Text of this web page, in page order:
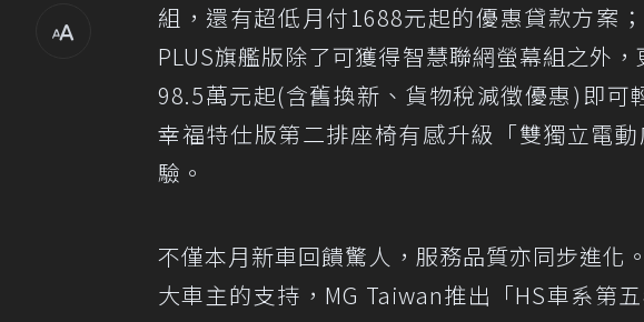
組，還有超低月付1688元起的優惠貸款方案
PLUS旗艦版除了可獲得智慧聯網螢幕組之外
98.5萬元起(含舊換新、貨物稅減徵優惠)即可
幸福特仕版第二排座椅有感升級「雙獨立電
驗。
不僅本月新車回饋驚人，服務品質亦同步進化
大車主的支持，MG Taiwan推出「HS車系第